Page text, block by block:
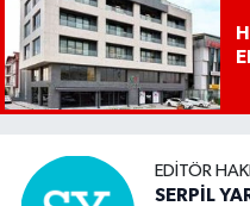
EDITÖR
SERPİL